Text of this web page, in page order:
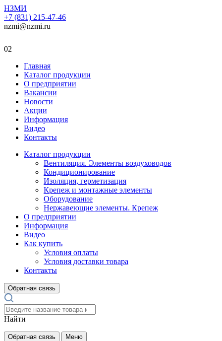
НЗМИ
+7 (831) 215-47-46
nzmi@nzmi.ru
02
Главная
Каталог продукции
О предприятии
Вакансии
Новости
Акции
Информация
Видео
Контакты
Каталог продукции
Вентиляция. Элементы воздуховодов
Кондиционирование
Изоляция, герметизация
Крепеж и монтажные элементы
Оборудование
Нержавеющие элементы. Крепеж
О предприятии
Информация
Видео
Как купить
Условия оплаты
Условия доставки товара
Контакты
Обратная связь
Найти
Обратная связь Меню